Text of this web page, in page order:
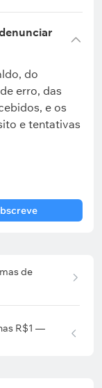
do
erro, das
e os
e tentativas
R$1 —
de